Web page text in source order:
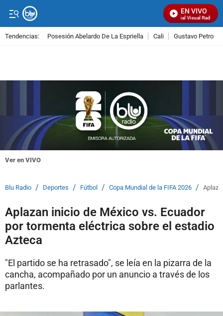
EN VIVO
Señal Visual Radio
Tendencias: Posesión Abelardo De La Espriella Cali Gustavo Petro
Ver en VIVO
Blu Radio / Deportes / Fútbol / Copa Mundial de la FIFA 2026 /
Aplazan inicio de México vs. Ecuador
por tormenta eléctrica sobre el estadio
Azteca
"El partido se ha retrasado", se leía en la pizarra de la
cancha, acompañado por un anuncio a través de los
parlantes.